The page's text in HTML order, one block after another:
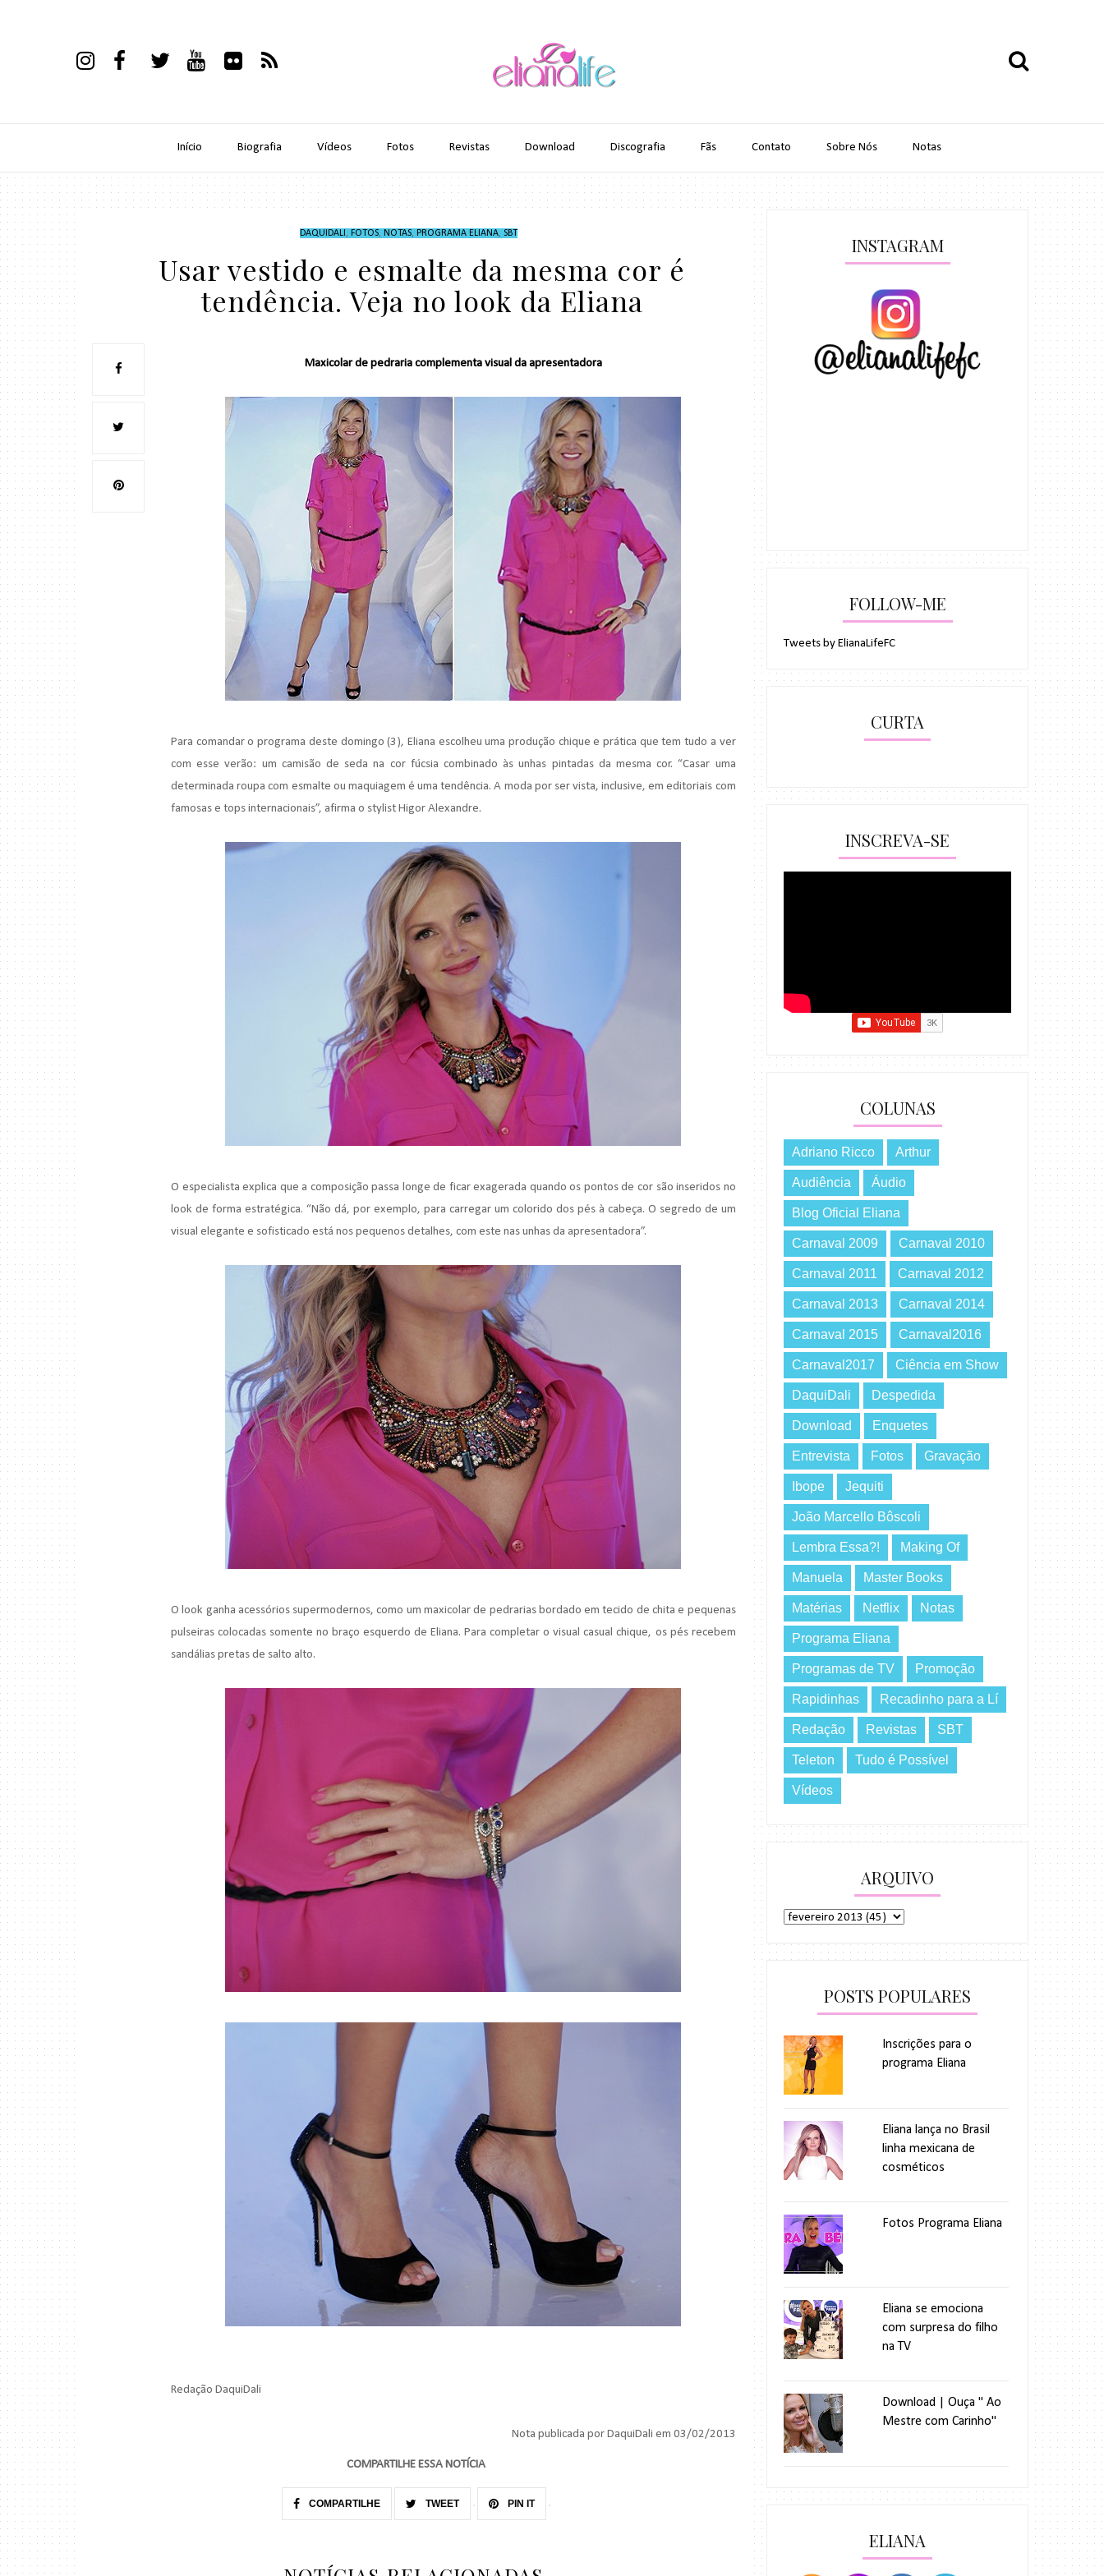
Início Biografia Vídeos Fotos Revistas Download Discografia Fãs Contato Sobre Nós Notas
DAQUIDALI , FOTOS, NOTAS, PROGRAMA ELIANA,SBT
Usar vestido e esmalte da mesma cor é
tendência. Veja no look da Eliana
Maxicolar de pedraria complementa visual da apresentadora
Para comandar o programa deste domingo (3), Eliana escolheu uma produção chique e prática que tem tudo a ver
com esse verão: um camisão de seda na cor fúcsia combinado às unhas pintadas da mesma cor. “Casar uma
determinada roupa com esmalte ou maquiagem é uma tendência. A moda por ser vista, inclusive, em editoriais com
famosas e tops internacionais”, afirma o stylist Higor Alexandre.
O especialista explica que a composição passa longe de ficar exagerada quando os pontos de cor são inseridos no
look de forma estratégica. “Não dá, por exemplo, para carregar um colorido dos pés à cabeça. O segredo de um
visual elegante e sofisticado está nos pequenos detalhes, com este nas unhas da apresentadora”.
O look ganha acessórios supermodernos, como um maxicolar de pedrarias bordado em tecido de chita e pequenas
pulseiras colocadas somente no braço esquerdo de Eliana. Para completar o visual casual chique, os pés recebem
sandálias pretas de salto alto.
Redação DaquiDali
Nota publicada por DaquiDali em 03/02/2013
COMPARTILHE ESSA NOTÍCIA
COMPARTILHE TWEET PIN IT
INSTAGRAM
FOLLOW-ME
Tweets by ElianaLifeFC
CURTA
INSCREVA-SE
COLUNAS
Adriano Ricco Arthur
Audiência Áudio
Blog Oficial Eliana
Carnaval 2009 Carnaval 2010
Carnaval 2011 Carnaval 2012
Carnaval 2013 Carnaval 2014
Carnaval 2015 Carnaval2016
Carnaval2017 Ciência em Show
DaquiDali Despedida
Download Enquetes
Entrevista Fotos Gravação
Ibope Jequiti
João Marcello Bôscoli
Lembra Essa?! Making Of
Manuela Master Books
Matérias Netflix Notas
Programa Eliana
Programas de TV Promoção
Rapidinhas Recadinho para a Lí
Redação Revistas SBT
Teleton Tudo é Possível
Vídeos
ARQUIVO
POSTS POPULARES
Inscrições para o
programa Eliana
Eliana lança no Brasil
linha mexicana de
cosméticos
Fotos Programa Eliana
Eliana se emociona
com surpresa do filho
na TV
Download | Ouça " Ao
Mestre com Carinho"
ELIANA